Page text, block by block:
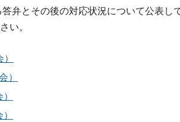
弁とその後の対応状況について公表して
い。
）